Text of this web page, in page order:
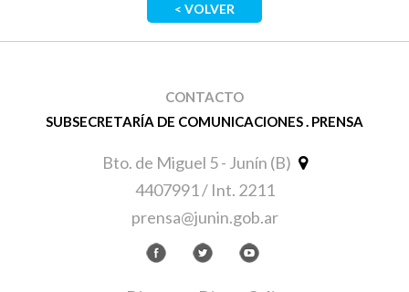
< VOLVER
CONTACTO
SUBSECRETARÍA DE COMUNICACIONES . PRENSA
Bto. de Miguel 5 - Junín (B)
4407991 / Int. 2211
prensa@junin.gob.ar